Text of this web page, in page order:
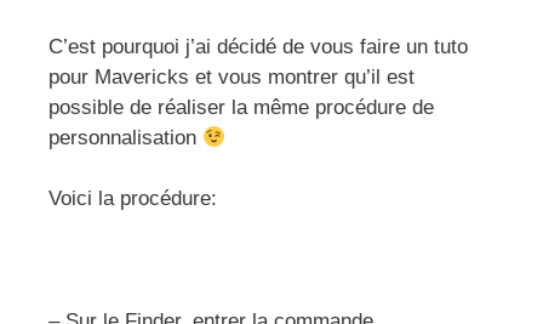
C’est pourquoi j’ai décidé de vous faire un tuto
pour Mavericks et vous montrer qu’il est
possible de réaliser la même procédure de
personnalisation
Voici la procédure: